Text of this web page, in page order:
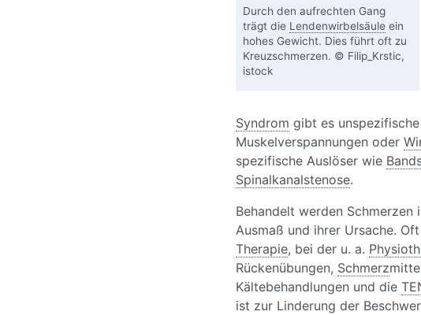
Durch den aufrechten Gang
trägt die Lendenwirbelsäuleein
hohes Gewicht. Dies führt oft zu
Kreuzschmerzen. © Filip_Krstic,
istock
Syndrom gibt es
Muskelverspannungen oder
spezifische Auslöser wie
Spinalkanalstenose.
Behandelt werden Schmerzen
Ausmaß und ihrer Ursache.
Therapie, bei der u. a.
Rückenübungen, Schmerz
Kältebehandlungen und die
ist zur Linderung der